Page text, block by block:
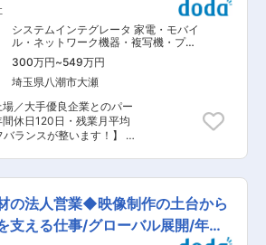
代が在籍しており、質
やかな雰囲気です。 ■働
完全週休2日制 ・長時間残
勤務時間の相談も可能
効率的に働ける環境 ※プ
にしながら、無理なく続
の方、条件面優遇致しま
輩が多数活躍中 ・元営
安定した事業基盤のもと
後の事業拡大と次世代人
の管理職候補となる製造
は製
、製品知識や製造工程を
な業務＞ ・潤滑油
> 経験や適性に応じて、
として作業指導や進捗管
30代〜60代まで幅広い世
験豊富な社員も多いため、
境です。現場との距離も
システムインテグレータ 家電・モバイ
ル・ネットワーク機器・複写機・プリ
ンタ, その他個人営業 販売・接客・売
り場担当
300万円~549万円
埼玉県八潮市大瀬
場／大手優良企業とのパー
間休日120日・残業月平均
ランスが整います！】 ド
ィスプレイなどをお任せ
事内容＞ ・各種契約業務
、プラン登録・変更、解約
スマホ教室 ・関連商品
レットなど）やサービス
の法人営業◆映像制作の土台から
支える仕事/グローバル展開/年休